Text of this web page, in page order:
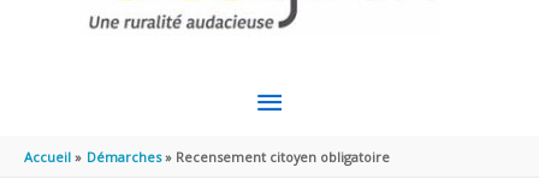
MENU
PRINCIPAL
Accueil Démarches Recensement citoyen obligatoire